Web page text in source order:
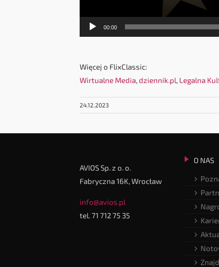
00:00
Więcej o FlixClassic:
Wirtualne Media,dziennik.pl, Legalna
24.12.2023
AVIOS Sp. z o. o.
Fabryczna 16K, Wrocław
info@avios.pl
tel. 71 712 75 35
O NAS